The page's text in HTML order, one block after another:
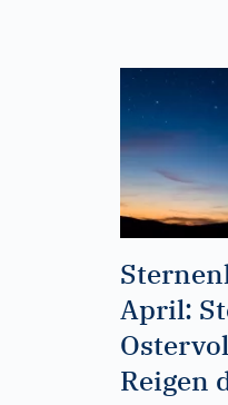
April:
Reigen